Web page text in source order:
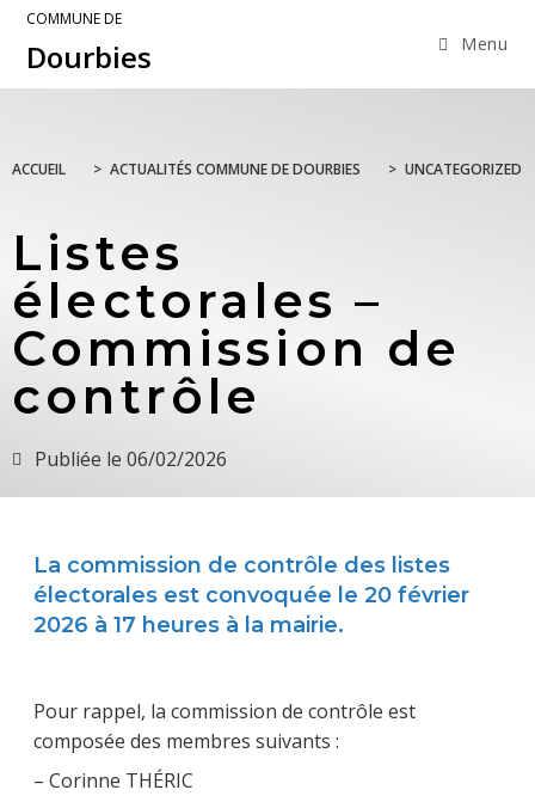
COMMUNE DE
Dourbies Menu
ACCUEIL > ACTUALITÉS COMMUNE DE DOURBIES > UNCATEGORIZED
Listes
électorales –
Commission de
contrôle
Publiée le 06/02/2026
La commission de contrôle des listes
électorales est convoquée le 20 février
2026 à 17 heures à la mairie.
Pour rappel, la commission de contrôle est
composée des membres suivants :
– Corinne THÉRIC